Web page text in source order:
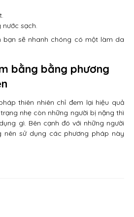
sạch.
bạn sẽ nhanh chóng có một làm da
bằng bằng phương
thiên nhiên chỉ đem lại hiệu quả
nhẹ còn những người bị nặng thì
gì. Bên cạnh đó với những người
nên sử dụng các phương pháp này